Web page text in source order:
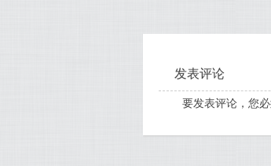
发表评论
要发表评论，您